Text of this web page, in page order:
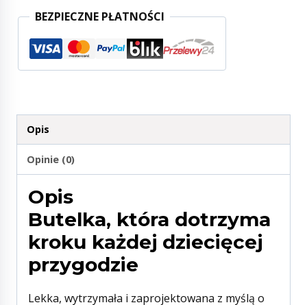
BEZPIECZNE PŁATNOŚCI
Opis
Opinie (0)
Opis
Butelka, która dotrzyma
kroku każdej dziecięcej
przygodzie
Lekka, wytrzymała i zaprojektowana z myślą o